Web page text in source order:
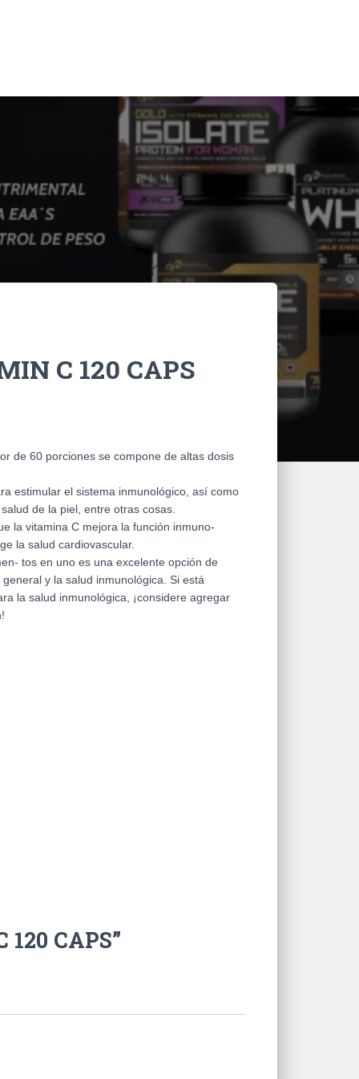
C 120 CAPS
de 60 porciones se compone de altas dosis
estimular el sistema inmunológico, así como
de la piel, entre otras cosas.
la vitamina C mejora la función inmuno-
la salud cardiovascular.
tos en uno es una excelente opción de
y la salud inmunológica. Si está
la salud inmunológica, ¡considere agregar
CAPS”